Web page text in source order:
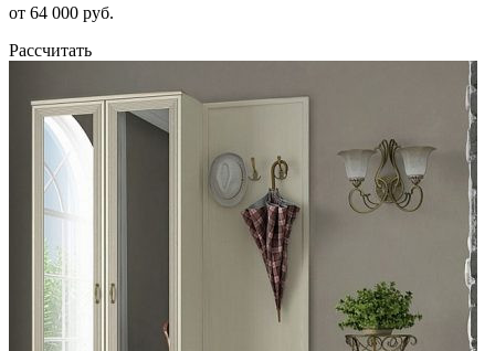
от 64 000 руб.
Рассчитать